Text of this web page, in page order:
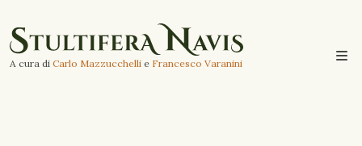
A cura di Carlo Mazzucchelli e Francesco Varanini